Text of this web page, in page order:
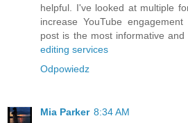
helpful. I've looked at multiple
increase YouTube
post is the most informative and
editing services
Odpowiedz
Mia Parker 8:34 AM